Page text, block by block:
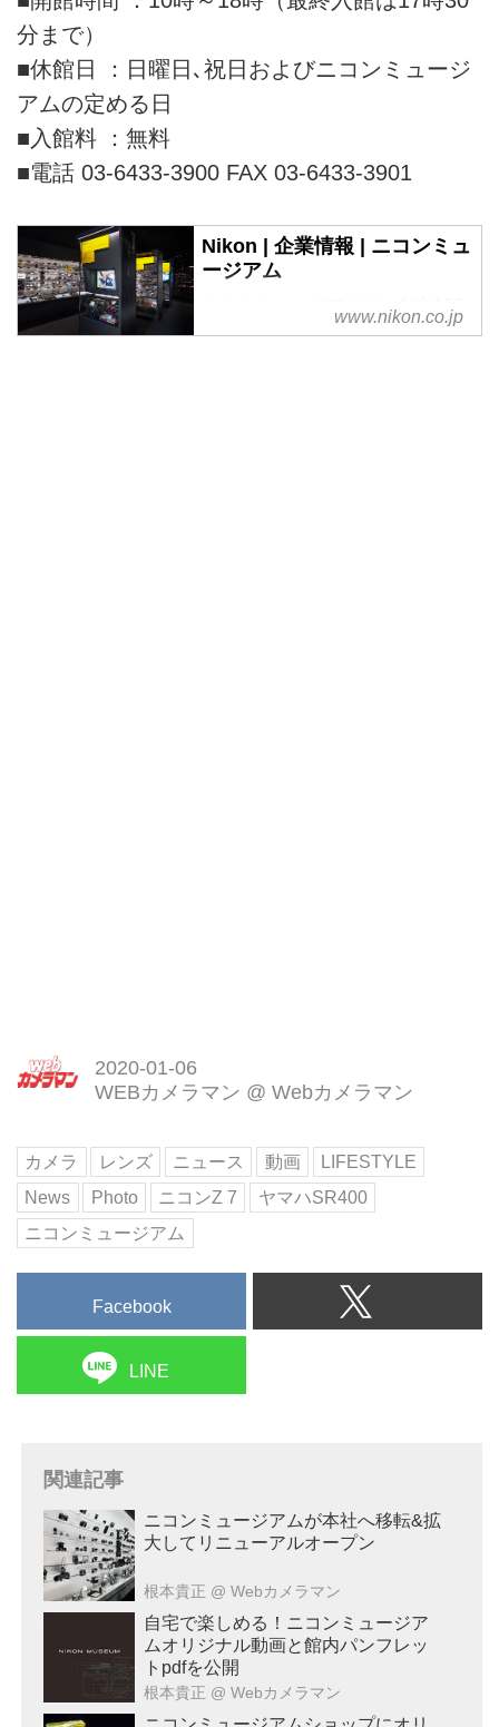
分まで）
■休館日 ：日曜日､祝日およびニコンミュージ
アムの定める日
■入館料 ：無料
■電話 03-6433-3900 FAX 03-6433-3901
Nikon | 企業情報 | ニコンミュ
ージアム
ニコンミュージアムは、創立100
周年を記念し、2015年10月17日
www.nikon.co.jp
2020-01-06
WEBカメラマン @ Webカメラマン
カメラ レンズ ニュース 動画
LIFESTYLE
News
Photo ニコンZ 7
ヤマハSR400
ニコンミュージアム
Facebook
LINE
関連記事
ニコンミュージアムが本社へ移転&拡
大してリニューアルオープン
根本貴正 @ Webカメラマン
自宅で楽しめる！ニコンミュージア
ムオリジナル動画と館内パンフレッ
トpdfを公開
根本貴正 @ Webカメラマン